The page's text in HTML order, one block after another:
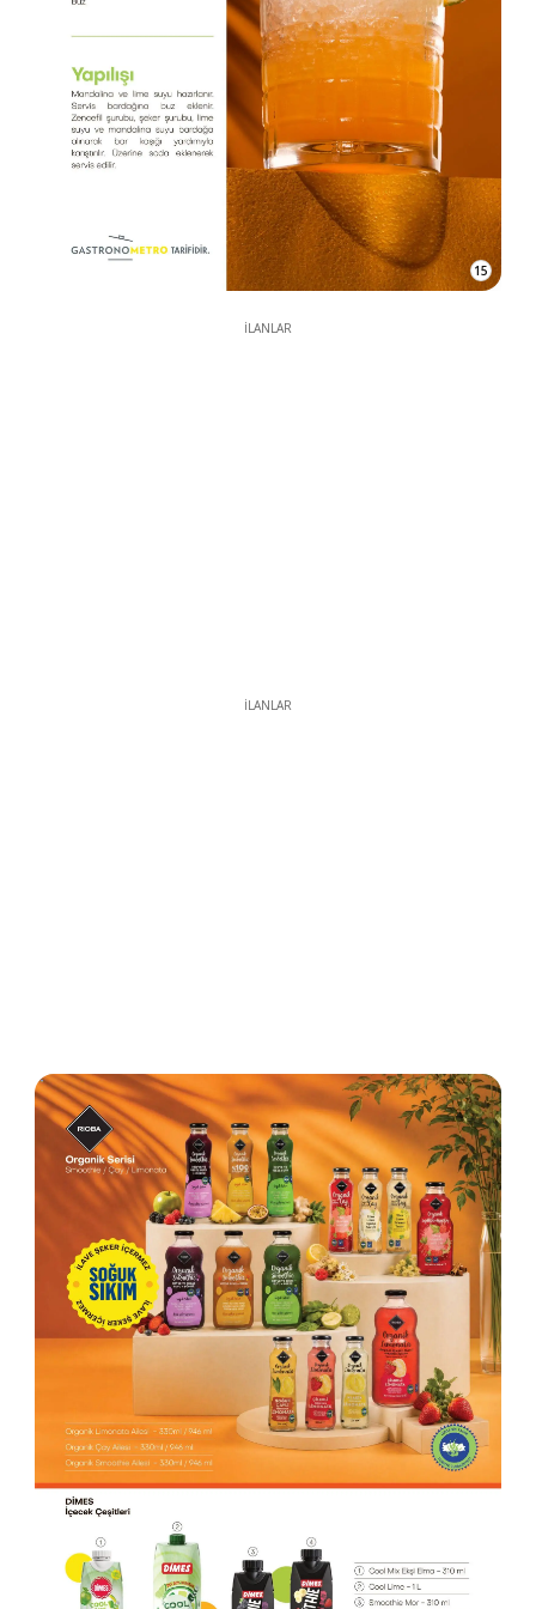
15
İLANLAR
İLANLAR